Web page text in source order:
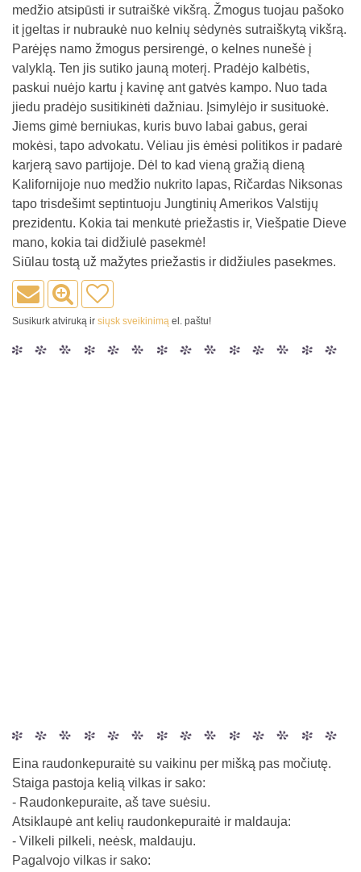
medžio atsipūsti ir sutraiškė vikšrą. Žmogus tuojau pašoko
it įgeltas ir nubraukė nuo kelnių sėdynės sutraiškytą vikšrą.
Parėjęs namo žmogus persirengė, o kelnes nunešė į
valyklą. Ten jis sutiko jauną moterį. Pradėjo kalbėtis,
paskui nuėjo kartu į kavinę ant gatvės kampo. Nuo tada
jiedu pradėjo susitikinėti dažniau. Įsimylėjo ir susituokė.
Jiems gimė berniukas, kuris buvo labai gabus, gerai
mokėsi, tapo advokatu. Vėliau jis ėmėsi politikos ir padarė
karjerą savo partijoje. Dėl to kad vieną gražią dieną
Kalifornijoje nuo medžio nukrito lapas, Ričardas Niksonas
tapo trisdešimt septintuoju Jungtinių Amerikos Valstijų
prezidentu. Kokia tai menkutė priežastis ir, Viešpatie Dieve
mano, kokia tai didžiulė pasekmė!
Siūlau tostą už mažytes priežastis ir didžiules pasekmes.
Susikurk atviruką ir siųsk sveikinimą el. paštu!
Eina raudonkepuraitė su vaikinu per mišką pas močiutę.
Staiga pastoja kelią vilkas ir sako:
- Raudonkepuraite, aš tave suėsiu.
Atsiklaupė ant kelių raudonkepuraitė ir maldauja:
- Vilkeli pilkeli, neėsk, maldauju.
Pagalvojo vilkas ir sako: